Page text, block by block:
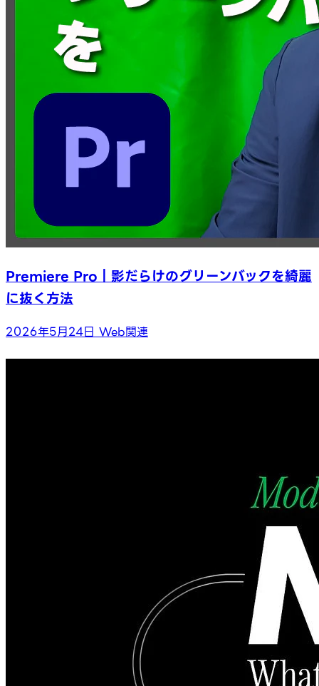
Premiere Pro｜影だらけのグリーンバックを綺麗
に抜く方法
2026年5月24日 Web関連